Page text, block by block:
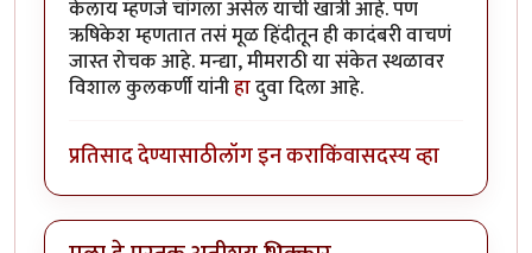
केलाय म्हणजे चांगला असेल याची खात्री आहे. पण
ऋषिकेश म्हणतात तसं मूळ हिंदीतून ही कादंबरी वाचणं
जास्त रोचक आहे. मन्द्या, मीमराठी या संकेत स्थळावर
विशाल कुलकर्णी यांनीहादुवा दिला आहे.
प्रतिसाद देण्यासाठीलॉग इन कराकिंवासदस्य व्हा